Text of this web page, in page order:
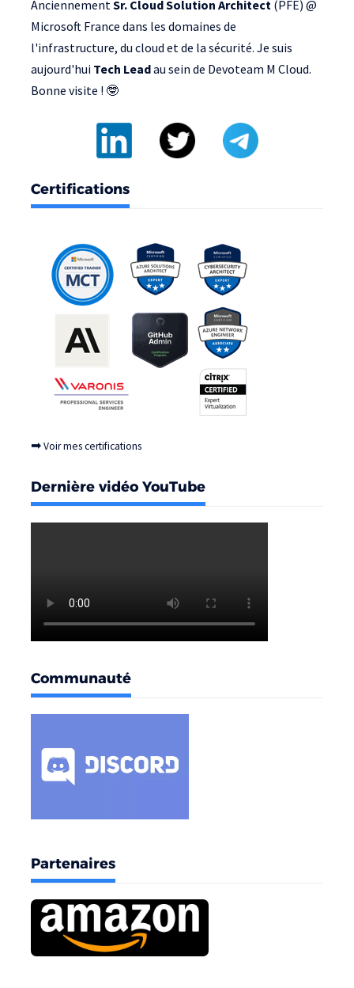
Anciennement Sr. Cloud Solution Architect (PFE) @
Microsoft France dans les domaines de
l'infrastructure, du cloud et de la sécurité. Je suis
aujourd'hui Tech Leadau sein de Devoteam M Cloud.
Bonne visite ! 🤓
Certifications
➡Voir mes certifications
Dernière vidéo YouTube
Communauté
Partenaires